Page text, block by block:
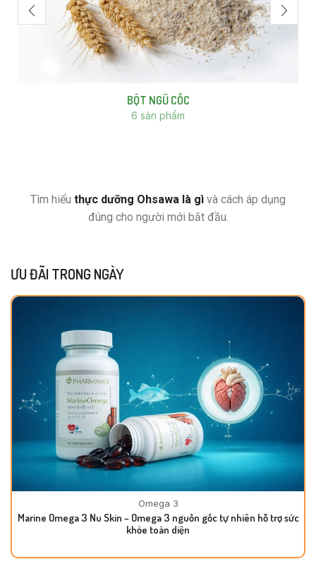
BỘT NGŨ CỐC
6 sản phẩm
Tìm hiểu thực dưỡng Ohsawa là gì và cách áp dụng
đúng cho người mới bắt đầu.
ƯU ĐÃI TRONG NGÀY
Omega 3
Marine Omega 3 Nu Skin – Omega 3 nguồn gốc tự nhiên hỗ trợ sức
khỏe toàn diện